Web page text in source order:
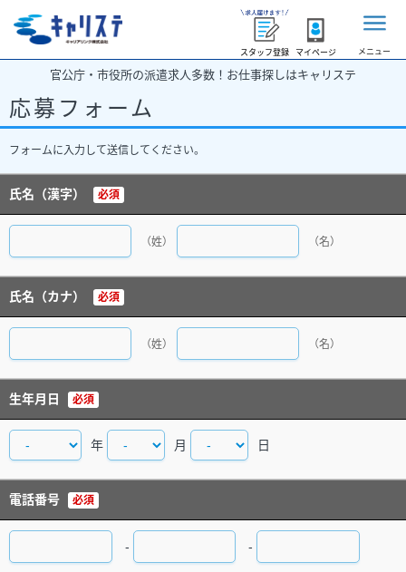
スタッフ登録 マイページ メニュー
官公庁・市役所の派遣求人多数！お仕事探しはキャリステ
応募フォーム
フォームに入力して送信してください。
氏名（漢字） 必須
（姓） （名）
氏名（カナ） 必須
（姓） （名）
生年月日 必須
年 月 日
電話番号 必須
- -